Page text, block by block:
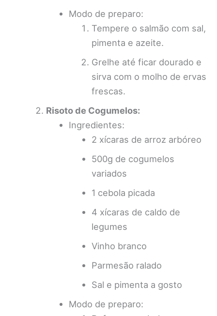
Modo de preparo:
Tempere o salmão com sal,
pimenta e azeite.
Grelhe até ficar dourado e
sirva com o molho de ervas
frescas.
Risoto de Cogumelos:
Ingredientes:
2 xícaras de arroz arbóreo
500g de cogumelos
variados
1 cebola picada
4 xícaras de caldo de
legumes
Vinho branco
Parmesão ralado
Sal e pimenta a gosto
Modo de preparo: